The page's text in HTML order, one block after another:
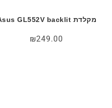
מקלדת Asus GL552V backlit
₪249.00